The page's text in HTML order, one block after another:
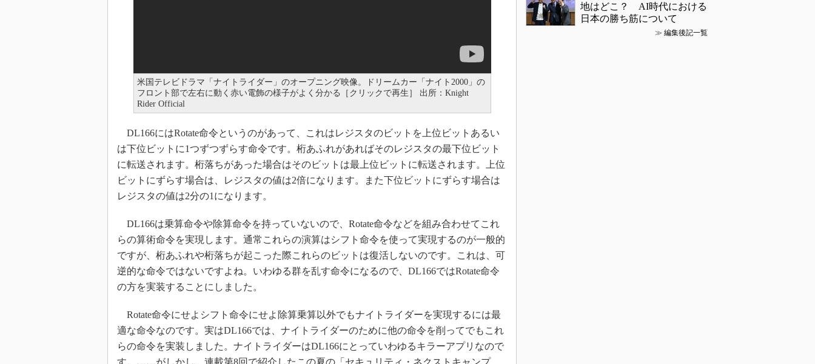
米国テレビドラマ「ナイトライダー」のオープニング映像。ドリームカー「ナイト2000」の
フロント部で左右に動く赤い電飾の様子がよく分かる［クリックで再生］ 出所：Knight
Rider Official
DL166にはRotate命令というのがあって、これはレジスタのビットを上位ビットあるい
は下位ビットに1つずつずらす命令です。桁あふれがあればそのレジスタの最下位ビット
に転送されます。桁落ちがあった場合はそのビットは最上位ビットに転送されます。上位
ビットにずらす場合は、レジスタの値は2倍になります。また下位ビットにずらす場合は
レジスタの値は2分の1になります。
DL166は乗算命令や除算命令を持っていないので、Rotate命令などを組み合わせてこれ
らの算術命令を実現します。通常これらの演算はシフト命令を使って実現するのが一般的
ですが、桁あふれや桁落ちが起こった際これらのビットは復活しないのです。これは、可
逆的な命令ではないですよね。いわゆる群を乱す命令になるので、DL166ではRotate命令
の方を実装することにしました。
Rotate命令にせよシフト命令にせよ除算乗算以外でもナイトライダーを実現するには最
適な命令なのです。実はDL166では、ナイトライダーのために他の命令を削ってでもこれ
らの命令を実装しました。ナイトライダーはDL166にとっていわゆるキラーアプリなので
す。……がしかし、連載第8回で紹介したこの夏の「セキュリティ・ネクストキャンプ
地はどこ？ AI時代における
日本の勝ち筋について
≫ 編集後記一覧